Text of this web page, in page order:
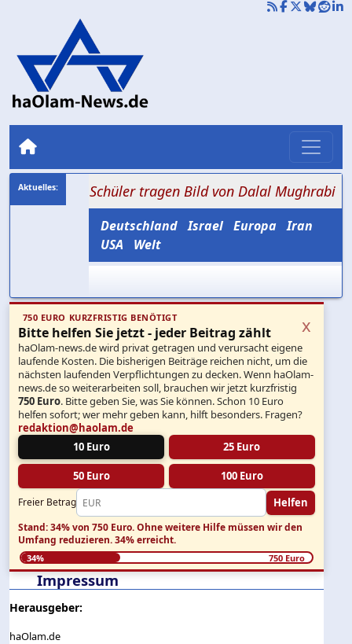
KZ: Schüler tragen Bild von Dalal Mughrabi +++ 0,2
Deutschland Israel Europa Iran
USA
Welt
750 EURO KURZFRISTIG BENÖTIGT
Bitte helfen Sie jetzt - jeder Beitrag zählt
haOlam-news.de wird privat getragen und verursacht eigene
laufende Kosten. Die bisherigen Beiträge reichen nicht, um die
nächsten laufenden Verpflichtungen zu decken. Wenn haOlam-
news.de so weiterarbeiten soll, brauchen wir jetzt kurzfristig
750 Euro. Bitte geben Sie, was Sie können. Schon 10 Euro
helfen sofort; wer mehr geben kann, hilft besonders. Fragen?
redaktion@haolam.de
10 Euro
25 Euro
50 Euro 100 Euro
Freier Betrag Helfen
x
Stand: 34% von 750 Euro.Ohne weitere Hilfe müssen wir den
Umfang reduzieren.34% erreicht.
34% 750 Euro
Impressum
Herausgeber:
haOlam.de